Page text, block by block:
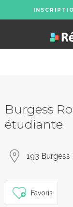
Burgess
étudiante
193
Favoris